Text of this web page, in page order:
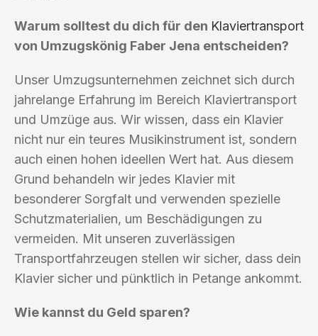
Warum solltest du dich für den Klaviertransport
von Umzugskönig Faber Jena entscheiden?
Unser Umzugsunternehmen zeichnet sich durch
jahrelange Erfahrung im Bereich Klaviertransport
und Umzüge aus. Wir wissen, dass ein Klavier
nicht nur ein teures Musikinstrument ist, sondern
auch einen hohen ideellen Wert hat. Aus diesem
Grund behandeln wir jedes Klavier mit
besonderer Sorgfalt und verwenden spezielle
Schutzmaterialien, um Beschädigungen zu
vermeiden. Mit unseren zuverlässigen
Transportfahrzeugen stellen wir sicher, dass dein
Klavier sicher und pünktlich in Petange ankommt.
Wie kannst du Geld sparen?